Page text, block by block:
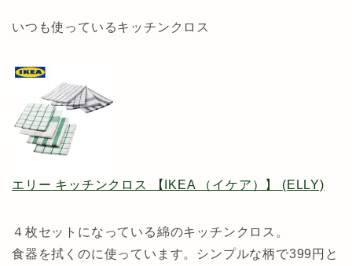
いつも使っているキッチンクロス
エリー キッチンクロス 【IKEA （イケア）】 (ELLY)
４枚セットになっている綿のキッチンクロス。
食器を拭くのに使っています。シンプルな柄で399円と